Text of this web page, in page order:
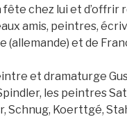
fête chez lui et
amis, peintres,
(allemande) et de
et dramaturge
les peintres
Schnug, Koerttgé,